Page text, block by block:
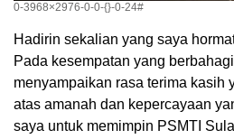
0-3968×2976-0-0-{}-0-24#
Hadirin sekalian yang saya
Pada kesempatan yang
menyampaikan rasa terima kasih
atas amanah dan kepercayaan
saya untuk memimpin PSMTI